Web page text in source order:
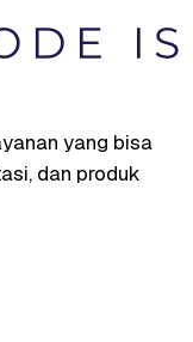
yang bisa
dan produk